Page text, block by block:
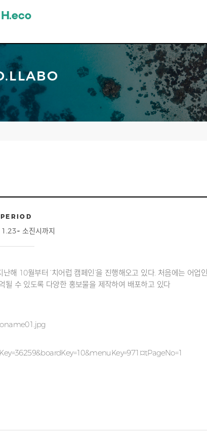
PERIOD
소진시까지
해 10월부터 ‘치어럽 캠페인’을 진행해오고 있다. 처음에는 어
될 수 있도록 다양한 홍보물을 제작하여 배포하고 있다